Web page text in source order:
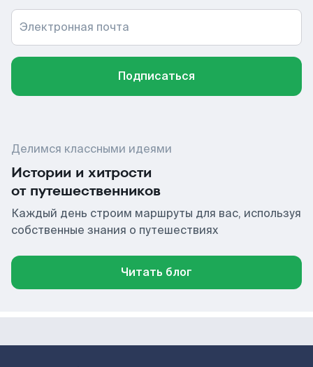
Электронная почта
Подписаться
Делимся классными идеями
Истории и хитрости
от путешественников
Каждый день строим маршруты для вас, используя
собственные знания о путешествиях
Читать блог